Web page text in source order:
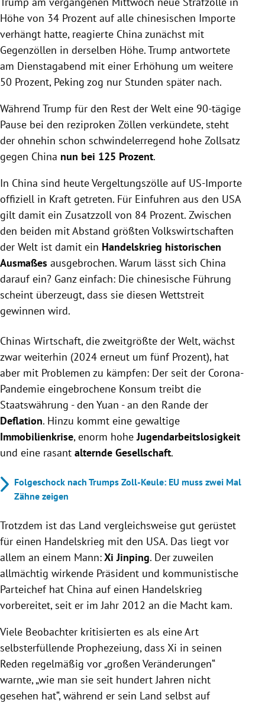
Höhe von 34 Prozent auf alle chinesischen Importe
verhängt hatte, reagierte China zunächst mit
Gegenzöllen in derselben Höhe. Trump antwortete
am Dienstagabend mit einer Erhöhung um weitere
50 Prozent, Peking zog nur Stunden später nach.
Während Trump für den Rest der Welt eine 90-tägige
Pause bei den reziproken Zöllen verkündete, steht
der ohnehin schon schwindelerregend hohe Zollsatz
gegen China nun bei 125 Prozent.
In China sind heute Vergeltungszölle auf US-Importe
offiziell in Kraft getreten. Für Einfuhren aus den USA
gilt damit ein Zusatzzoll von 84 Prozent. Zwischen
den beiden mit Abstand größten Volkswirtschaften
der Welt ist damit ein Handelskrieg historischen
Ausmaßes ausgebrochen. Warum lässt sich China
darauf ein? Ganz einfach: Die chinesische Führung
scheint überzeugt, dass sie diesen Wettstreit
gewinnen wird.
Chinas Wirtschaft, die zweitgrößte der Welt, wächst
zwar weiterhin (2024 erneut um fünf Prozent), hat
aber mit Problemen zu kämpfen: Der seit der Corona-
Pandemie eingebrochene Konsum treibt die
Staatswährung - den Yuan - an den Rande der
Deflation. Hinzu kommt eine gewaltige
Immobilienkrise, enorm hoheJugendarbeitslosigkeit
und eine rasant alternde Gesellschaft.
Folgeschock nach Trumps Zoll-Keule: EU muss zwei Mal
Zähne zeigen
Trotzdem ist das Land vergleichsweise gut gerüstet
für einen Handelskrieg mit den USA. Das liegt vor
allem an einem Mann:Xi Jinping. Der zuweilen
allmächtig wirkende Präsident und kommunistische
Parteichef hat China auf einen Handelskrieg
vorbereitet, seit er im Jahr 2012 an die Macht kam.
Viele Beobachter kritisierten es als eine Art
selbsterfüllende Prophezeiung, dass Xi in seinen
Reden regelmäßig vor „großen Veränderungen“
warnte, „wie man sie seit hundert Jahren nicht
gesehen hat“, während er sein Land selbst auf